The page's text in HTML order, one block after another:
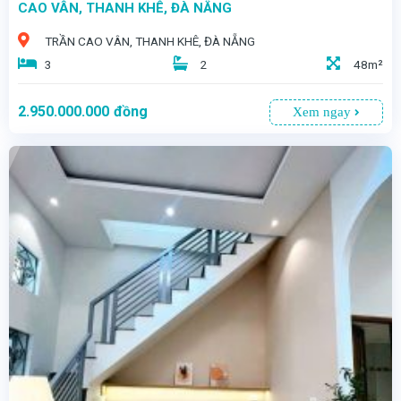
CAO VÂN, THANH KHÊ, ĐÀ NẴNG
TRẦN CAO VÂN, THANH KHÊ, ĐÀ NẴNG
3
2 48m²
2.950.000.000 đồng Xem ngay